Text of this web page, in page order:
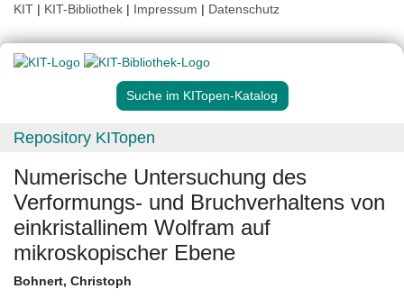
KIT | KIT-Bibliothek | Impressum | Datenschutz
Suche im KITopen-Katalog
Repository KITopen
Numerische Untersuchung des
Verformungs- und Bruchverhaltens von
einkristallinem Wolfram auf
mikroskopischer Ebene
Bohnert, Christoph